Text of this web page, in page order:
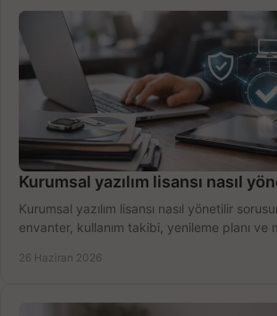
Kurumsal yazılım lisansı nasıl
Kurumsal yazılım lisansı nasıl yönetilir
envanter, kullanım takibi, yenileme planı ve
26 Haziran 2026